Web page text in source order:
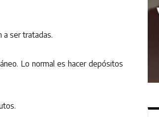
a ser tratadas.
Lo normal es hacer depósitos